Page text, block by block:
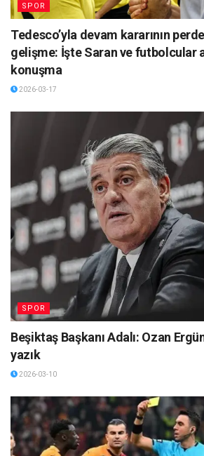
SPOR
Tedesco’yla devam kararının
gelişme: İşte Saran ve futbolcular
konuşma
2026-03-17
SPOR
Beşiktaş Başkanı Adalı: Ozan
yazık
2026-03-10